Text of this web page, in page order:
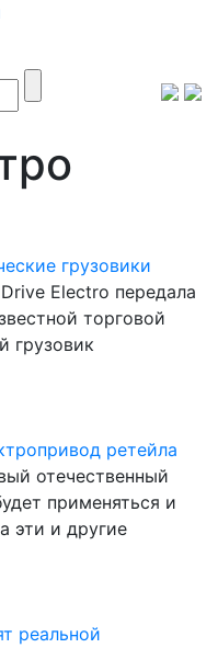
грузовики
Electro передала
торговой
грузовик
ретейла
отечественный
применяться и
эти и другие
реальной